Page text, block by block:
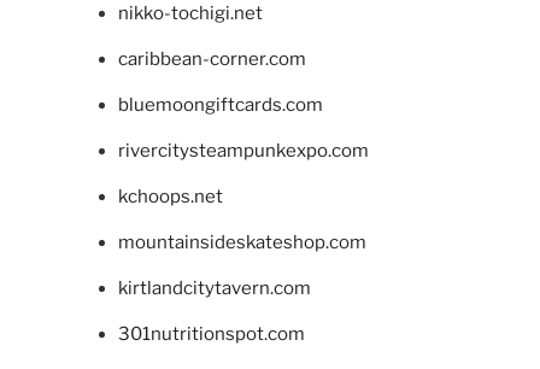
nikko-tochigi.net
caribbean-corner.com
bluemoongiftcards.com
rivercitysteampunkexpo.com
kchoops.net
mountainsideskateshop.com
kirtlandcitytavern.com
301nutritionspot.com